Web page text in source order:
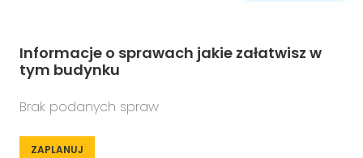
Informacje o sprawach jakie załatwisz w
tym budynku
Brak podanych spraw
ZAPLANUJ